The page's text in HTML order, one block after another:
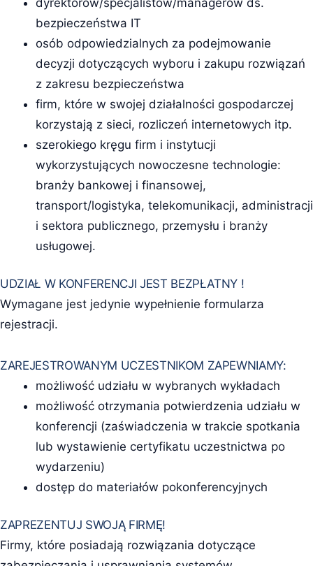
bezpieczeństwa IT
osób odpowiedzialnych za podejmowanie
decyzji dotyczących wyboru i zakupu rozwiązań
z zakresu bezpieczeństwa
firm, które w swojej działalności gospodarczej
korzystają z sieci, rozliczeń internetowych itp.
szerokiego kręgu firm i instytucji
wykorzystujących nowoczesne technologie:
branży bankowej i finansowej,
transport/logistyka, telekomunikacji, administracji
i sektora publicznego, przemysłu i branży
usługowej.
UDZIAŁ W KONFERENCJI JEST BEZPŁATNY !
Wymagane jest jedynie wypełnienie formularza
rejestracji.
ZAREJESTROWANYM UCZESTNIKOM ZAPEWNIAMY:
możliwość udziału w wybranych wykładach
możliwość otrzymania potwierdzenia udziału w
konferencji (zaświadczenia w trakcie spotkania
lub wystawienie certyfikatu uczestnictwa po
wydarzeniu)
dostęp do materiałów pokonferencyjnych
ZAPREZENTUJ SWOJĄ FIRMĘ!
Firmy, które posiadają rozwiązania dotyczące